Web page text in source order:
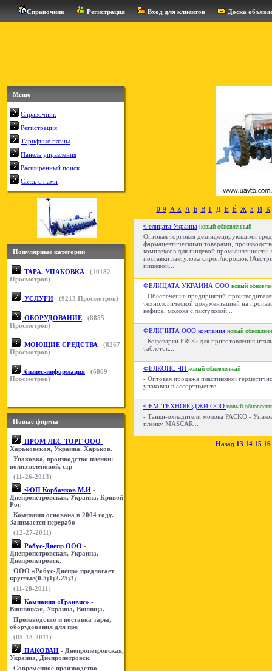
Справочник Регистрация Вход для клиентов Доска
Меню
Справочник
Регистрация
Тарифные планы
Панель управления
Расширенный поиск
Связь с нами
Популярные категории
ТАРА, УПАКОВКА (10182
Просмотров)
УСЛУГИ (9213 Просмотров)
ОБОРУДОВАНИЕ (8855
Просмотров)
МОЮЩИЕ СРЕДСТВА (8267
Просмотров)
бизнес-информация (6869
Просмотров)
Новые фирмы
ПРОМ-ЛЕС-ТОРГ ООО -
Харьковская, Украина, Харьков.
Упаковка, производство пленки:
полиэтиленовой, стр
(11-26-2013)
ФОП Корбачков М.И -
Днепропетровская, Украина, Кривой
Рог.
Компания основана в 2004 году.
Занимается перерабо
(12-27-2011)
Робус-Днепр ООО -
Днепропетровская, Украина,
Днепропетровск.
ООО «Робус-Днепр» предлагает
круглые(0.5;1;2.25;3;
(11-28-2011)
Компания «Гранвис» -
Винницкая, Украина, Винница.
Производство и поставка тары,
оборудования для пре
(05-18-2011)
ПАКОВАН - Днепропетровская,
Украина, Днепропетровск.
Современное производство
0-9 A-Z А Б В Г Д Е Ё Ж З И К
Фелицата Украина новый обновленный
Оптовая торговля дезинфецирующими
фармацевтическими товарами,
комплексов для пищевой промышленности.
поставки лактулозы сироп/порошок
пищевой...
ФЕЛИЦАТА УКРАИНА ООО новый
- Обеспечение предприятий-
технологической документацией на
кефира, молока с лактулозой...
ФЕЛИЧИТА ООО компания новый
- Кофеварки FROG для приготовления
таблеток...
ФЕЛКОНС ЧП новый обновленный
- Оптовая продажа пластиковой
упаковки в ассортименте...
ФЕМ-ТЕХНОЛОДЖИ ООО новый
- Танки-охладители молока PACKO -
пленку MASCAR...
Назад 13 14 15 16